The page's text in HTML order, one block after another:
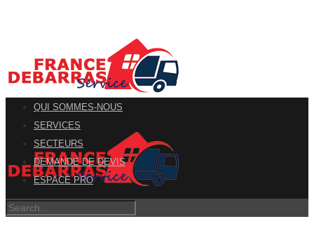
QUI SOMMES-NOUS
SERVICES
SECTEURS
DEMANDE DE DEVIS
ESPACE PRO